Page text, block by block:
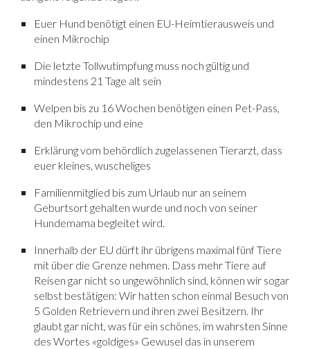
Euer Hund benötigt einen EU-Heimtierausweis und
einen Mikrochip
Die letzte Tollwutimpfung muss noch gültig und
mindestens 21 Tage alt sein
Welpen bis zu 16 Wochen benötigen einen Pet-Pass,
den Mikrochip und eine
Erklärung vom behördlich zugelassenen Tierarzt, dass
euer kleines, wuscheliges
Familienmitglied bis zum Urlaub nur an seinem
Geburtsort gehalten wurde und noch von seiner
Hundemama begleitet wird.
Innerhalb der EU dürft ihr übrigens maximal fünf Tiere
mit über die Grenze nehmen. Dass mehr Tiere auf
Reisen gar nicht so ungewöhnlich sind, können wir sogar
selbst bestätigen: Wir hatten schon einmal Besuch von
5 Golden Retrievern und ihren zwei Besitzern. Ihr
glaubt gar nicht, was für ein schönes, im wahrsten Sinne
des Wortes «goldiges» Gewusel das in unserem